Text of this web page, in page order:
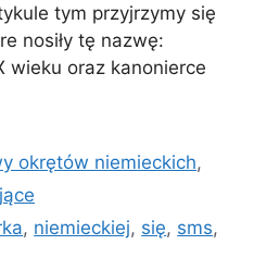
tym przyjrzymy się
nosiły tę nazwę:
wieku oraz kanonierce
okrętów niemieckich,
, niemieckiej, się, sms,